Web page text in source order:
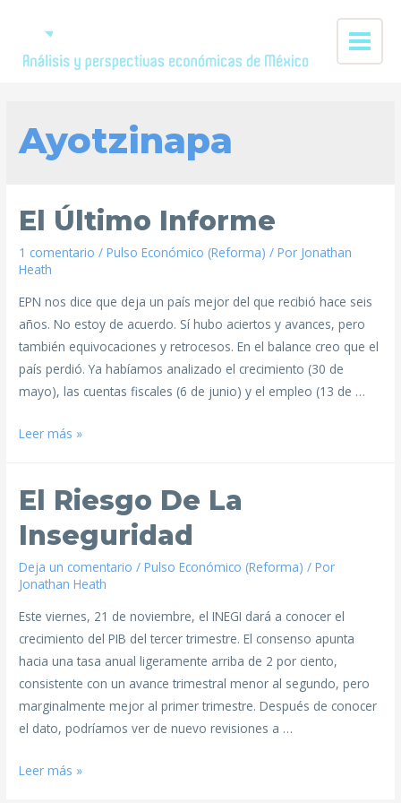
Ayotzinapa
El Último Informe
1 comentario /Pulso Económico (Reforma) / Por Jonathan
Heath
EPN nos dice que deja un país mejor del que recibió hace seis
años. No estoy de acuerdo. Sí hubo aciertos y avances, pero
también equivocaciones y retrocesos. En el balance creo que el
país perdió. Ya habíamos analizado el crecimiento (30 de
mayo), las cuentas fiscales (6 de junio) y el empleo (13 de …
Leer más »
El Riesgo De La
Inseguridad
Deja un comentario /Pulso Económico (Reforma) / Por
Jonathan Heath
Este viernes, 21 de noviembre, el INEGI dará a conocer el
crecimiento del PIB del tercer trimestre. El consenso apunta
hacia una tasa anual ligeramente arriba de 2 por ciento,
consistente con un avance trimestral menor al segundo, pero
marginalmente mejor al primer trimestre. Después de conocer
el dato, podríamos ver de nuevo revisiones a …
Leer más »